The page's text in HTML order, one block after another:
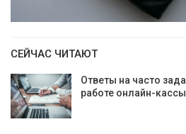
СЕЙЧАС ЧИТАЮТ
Ответы на часто
работе онлайн-кассы